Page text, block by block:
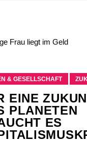
& GESELLSCHAFT
EINE
PLANETEN
ES